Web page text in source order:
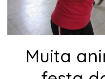
Muita